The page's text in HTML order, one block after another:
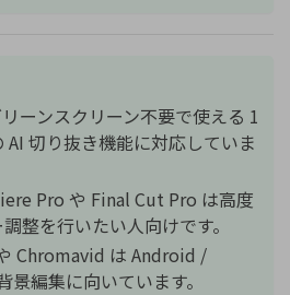
ーンスクリーン不要で使える 1
AI 切り抜き機能に対応していま
Pro や Final Cut Pro は高度
整を行いたい人向けです。
Chromavid は Android /
景編集に向いています。